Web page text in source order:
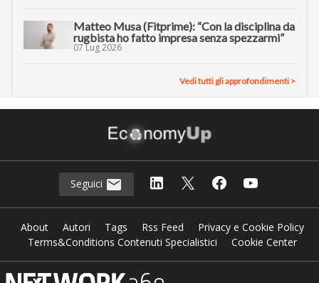
Matteo Musa (Fitprime): “Con la disciplina da
rugbista ho fatto impresa senza spezzarmi”
07 Lug 2026
Vedi tutti gli approfondimenti >
Seguici
About Autori Tags Rss Feed
Privacy e Cookie Policy
Terms&Conditions Contenuti Specialistici
Cookie Center